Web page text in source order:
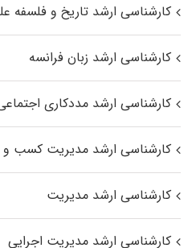
کارشناسی ارشد تاریخ و فلسفه
کارشناسی ارشد زبان فرانسه
کارشناسی ارشد مددکاری
کارشناسی ارشد مدیریت کسب و
کارشناسی ارشد مدیریت
کارشناسی ارشد مدیریت اجرایی